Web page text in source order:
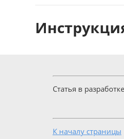
Статья в разработке
К началу страницы